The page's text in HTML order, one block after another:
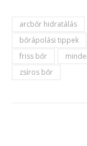
arcbőr hidratálás
bőrápolási tippek
friss bőr
zsíros bőr